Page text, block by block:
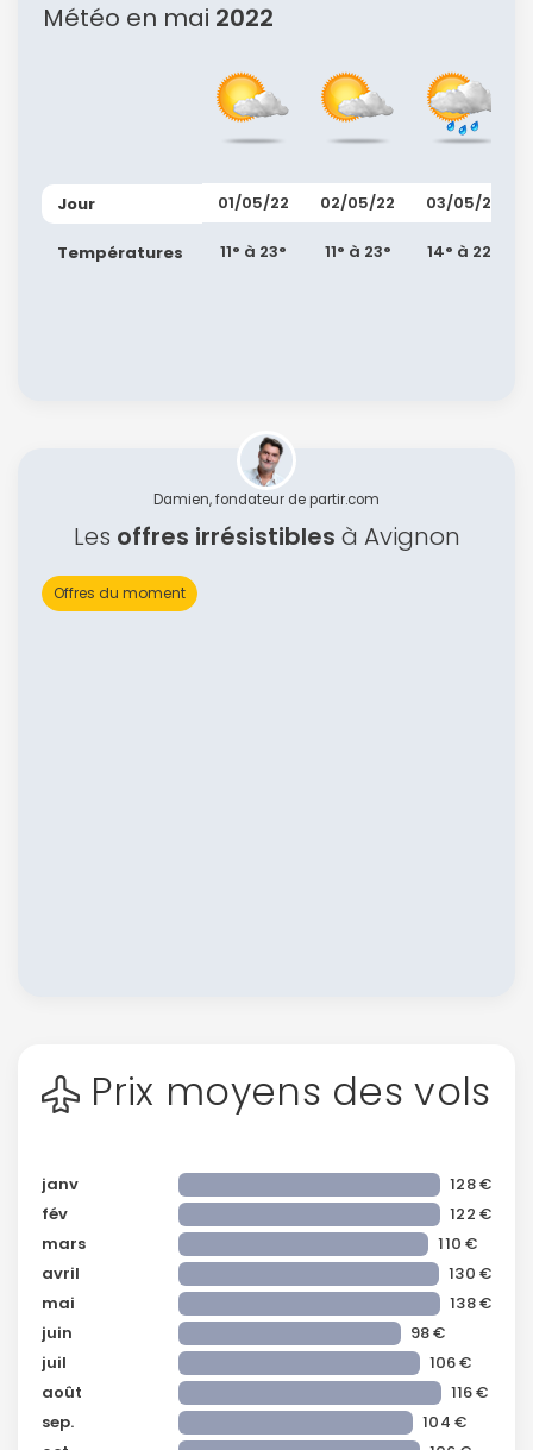
Météo en mai 2022
Jour
Températures
01/05/22
11° à 23°
02/05/22
11° à 23°
03/05/22
14° à 22°
Damien, fondateur de partir.com
Les offres irrésistibles à Avignon
Offres du moment
Prix moyens des vols
janv
128 €
fév
122 €
mars
110 €
avril
130 €
mai
138 €
juin
98 €
juil
106 €
août
116 €
sep.
104 €